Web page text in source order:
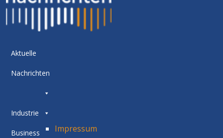
Aktuelle
Nachrichten
Industrie
Business
Impressum